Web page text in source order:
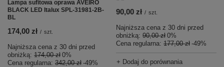
Lampa sufitowa oprawa AVEIRO
BLACK LED Italux SPL-31981-2B-
BL
174,00 zł / szt.
Najniższa cena z 30 dni przed
obniżką: 174,00 zł 0%
Cena regularna: 342,00 zł -49%
90,00 zł / szt.
Najniższa cena z 30 dni przed
obniżką: 90,00 zł 0%
Cena regularna: 177,00 zł -49%
+ Dodaj do porównania